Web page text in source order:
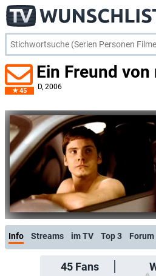
45
Ein Freund von
D, 2006
Info Streams im TV Top 3 Forum
45Fans